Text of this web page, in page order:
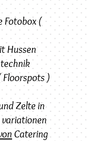
Fotobox (
Hussen
Floorspots )
Zelte in
variationen
Catering